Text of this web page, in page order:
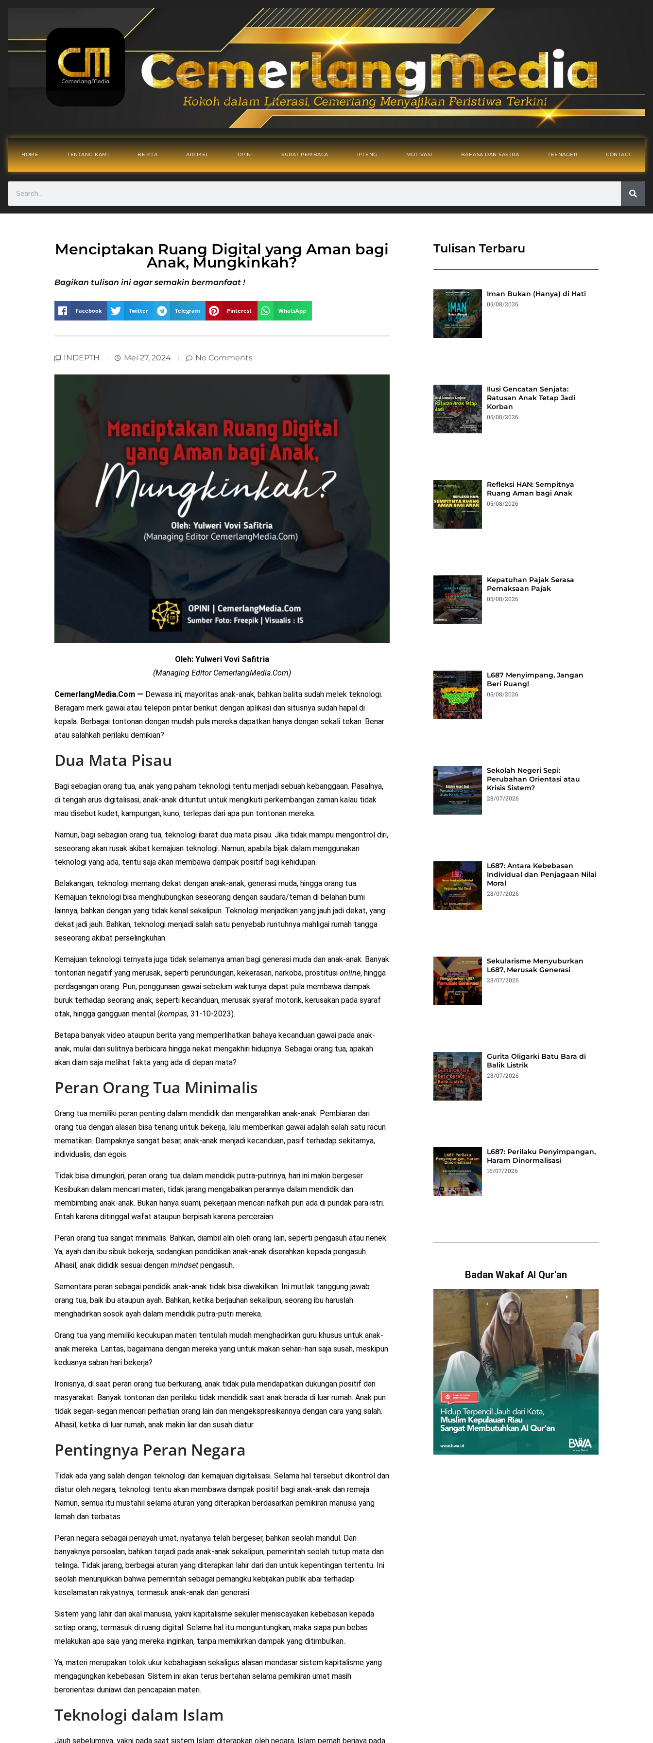
HOME TENTANG KAMI BERITA ARTIKEL OPINI SURAT PEMBACA IPTENG MOTIVASI BAHASA DAN SASTRA TEENAGER CONTACT
Menciptakan Ruang Digital yang Aman bagi
Anak, Mungkinkah?
Bagikan tulisan ini agar semakin bermanfaat !
Facebook Twitter Telegram Pinterest WhatsApp
INDEPTH Mei 27, 2024 No Comments
Oleh: Yulweri Vovi Safitria
(Managing Editor CemerlangMedia.Com)
CemerlangMedia.Com — Dewasa ini, mayoritas anak-anak, bahkan balita sudah melek teknologi.
Beragam merk gawai atau telepon pintar berikut dengan aplikasi dan situsnya sudah hapal di
kepala. Berbagai tontonan dengan mudah pula mereka dapatkan hanya dengan sekali tekan. Benar
atau salahkah perilaku demikian?
Dua Mata Pisau
Bagi sebagian orang tua, anak yang paham teknologi tentu menjadi sebuah kebanggaan. Pasalnya,
di tengah arus digitalisasi, anak-anak dituntut untuk mengikuti perkembangan zaman kalau tidak
mau disebut kudet, kampungan, kuno, terlepas dari apa pun tontonan mereka.
Namun, bagi sebagian orang tua, teknologi ibarat dua mata pisau. Jika tidak mampu mengontrol diri,
seseorang akan rusak akibat kemajuan teknologi. Namun, apabila bijak dalam menggunakan
teknologi yang ada, tentu saja akan membawa dampak positif bagi kehidupan.
Belakangan, teknologi memang dekat dengan anak-anak, generasi muda, hingga orang tua.
Kemajuan teknologi bisa menghubungkan seseorang dengan saudara/teman di belahan bumi
lainnya, bahkan dengan yang tidak kenal sekalipun. Teknologi menjadikan yang jauh jadi dekat, yang
dekat jadi jauh. Bahkan, teknologi menjadi salah satu penyebab runtuhnya mahligai rumah tangga
seseorang akibat perselingkuhan.
Kemajuan teknologi ternyata juga tidak selamanya aman bagi generasi muda dan anak-anak. Banyak
tontonan negatif yang merusak, seperti perundungan, kekerasan, narkoba, prostitusi online, hingga
perdagangan orang. Pun, penggunaan gawai sebelum waktunya dapat pula membawa dampak
buruk terhadap seorang anak, seperti kecanduan, merusak syaraf motorik, kerusakan pada syaraf
otak, hingga gangguan mental (kompas, 31-10-2023).
Betapa banyak video ataupun berita yang memperlihatkan bahaya kecanduan gawai pada anak-
anak, mulai dari sulitnya berbicara hingga nekat mengakhiri hidupnya. Sebagai orang tua, apakah
akan diam saja melihat fakta yang ada di depan mata?
Peran Orang Tua Minimalis
Orang tua memiliki peran penting dalam mendidik dan mengarahkan anak-anak. Pembiaran dari
orang tua dengan alasan bisa tenang untuk bekerja, lalu memberikan gawai adalah salah satu racun
mematikan. Dampaknya sangat besar, anak-anak menjadi kecanduan, pasif terhadap sekitarnya,
individualis, dan egois.
Tidak bisa dimungkiri, peran orang tua dalam mendidik putra-putrinya, hari ini makin bergeser.
Kesibukan dalam mencari materi, tidak jarang mengabaikan perannya dalam mendidik dan
membimbing anak-anak. Bukan hanya suami, pekerjaan mencari nafkah pun ada di pundak para istri.
Entah karena ditinggal wafat ataupun berpisah karena perceraian.
Peran orang tua sangat minimalis. Bahkan, diambil alih oleh orang lain, seperti pengasuh atau nenek.
Ya, ayah dan ibu sibuk bekerja, sedangkan pendidikan anak-anak diserahkan kepada pengasuh.
Alhasil, anak dididik sesuai dengan mindset pengasuh.
Sementara peran sebagai pendidik anak-anak tidak bisa diwakilkan. Ini mutlak tanggung jawab
orang tua, baik ibu ataupun ayah. Bahkan, ketika berjauhan sekalipun, seorang ibu haruslah
menghadirkan sosok ayah dalam mendidik putra-putri mereka.
Orang tua yang memiliki kecukupan materi tentulah mudah menghadirkan guru khusus untuk anak-
anak mereka. Lantas, bagaimana dengan mereka yang untuk makan sehari-hari saja susah, meskipun
keduanya saban hari bekerja?
Ironisnya, di saat peran orang tua berkurang, anak tidak pula mendapatkan dukungan positif dari
masyarakat. Banyak tontonan dan perilaku tidak mendidik saat anak berada di luar rumah. Anak pun
tidak segan-segan mencari perhatian orang lain dan mengekspresikannya dengan cara yang salah.
Alhasil, ketika di luar rumah, anak makin liar dan susah diatur.
Pentingnya Peran Negara
Tidak ada yang salah dengan teknologi dan kemajuan digitalisasi. Selama hal tersebut dikontrol dan
diatur oleh negara, teknologi tentu akan membawa dampak positif bagi anak-anak dan remaja.
Namun, semua itu mustahil selama aturan yang diterapkan berdasarkan pemikiran manusia yang
lemah dan terbatas.
Peran negara sebagai periayah umat, nyatanya telah bergeser, bahkan seolah mandul. Dari
banyaknya persoalan, bahkan terjadi pada anak-anak sekalipun, pemerintah seolah tutup mata dan
telinga. Tidak jarang, berbagai aturan yang diterapkan lahir dari dan untuk kepentingan tertentu. Ini
seolah menunjukkan bahwa pemerintah sebagai pemangku kebijakan publik abai terhadap
keselamatan rakyatnya, termasuk anak-anak dan generasi.
Sistem yang lahir dari akal manusia, yakni kapitalisme sekuler meniscayakan kebebasan kepada
setiap orang, termasuk di ruang digital. Selama hal itu menguntungkan, maka siapa pun bebas
melakukan apa saja yang mereka inginkan, tanpa memikirkan dampak yang ditimbulkan.
Ya, materi merupakan tolok ukur kebahagiaan sekaligus alasan mendasar sistem kapitalisme yang
mengagungkan kebebasan. Sistem ini akan terus bertahan selama pemikiran umat masih
berorientasi duniawi dan pencapaian materi.
Teknologi dalam Islam
Jauh sebelumnya, yakni pada saat sistem Islam diterapkan oleh negara, Islam pernah berjaya pada
Tulisan Terbaru
Iman Bukan (Hanya) di Hati
05/08/2026
Ilusi Gencatan Senjata:
Ratusan Anak Tetap Jadi
Korban
05/08/2026
Refleksi HAN: Sempitnya
Ruang Aman bagi Anak
05/08/2026
Kepatuhan Pajak Serasa
Pemaksaan Pajak
05/08/2026
L687 Menyimpang, Jangan
Beri Ruang!
05/08/2026
Sekolah Negeri Sepi:
Perubahan Orientasi atau
Krisis Sistem?
28/07/2026
L687: Antara Kebebasan
Individual dan Penjagaan Nilai
Moral
28/07/2026
Sekularisme Menyuburkan
L687, Merusak Generasi
28/07/2026
Gurita Oligarki Batu Bara di
Balik Listrik
28/07/2026
L687: Perilaku Penyimpangan,
Haram Dinormalisasi
16/07/2026
Badan Wakaf Al Qur'an